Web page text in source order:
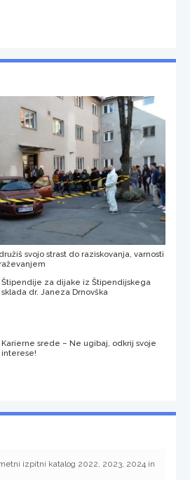
svojo strast do raziskovanja, varnosti
Štipendije za dijake iz Štipendijskega
sklada dr. Janeza Drnovška
Karierne srede – Ne ugibaj, odkrij svoje
interese!
izpitni katalog 2022, 2023, 2024 in